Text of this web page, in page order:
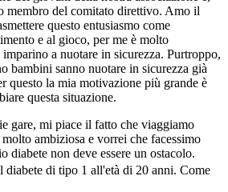
membro del comitato direttivo. Amo il
questo entusiasmo come
e al gioco, per me è molto
a nuotare in sicurezza. Purtroppo,
bambini sanno nuotare in sicurezza già
questo la mia motivazione più grande è
questa situazione.
gare, mi piace il fatto che viaggiamo
ambiziosa e vorrei che facessimo
diabete non deve essere un ostacolo.
diabete di tipo 1 all'età di 20 anni. Come